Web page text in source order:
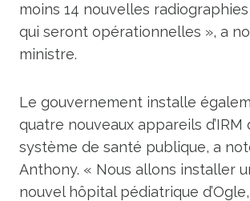
moins 14 nouvelles
qui seront opérationnelles », a
ministre.
Le gouvernement installe
quatre nouveaux appareils d’IRM
système de santé publique, a
Anthony. « Nous allons installer
nouvel hôpital pédiatrique